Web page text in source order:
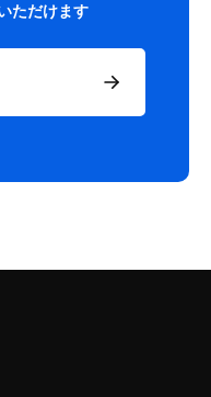
ただけます